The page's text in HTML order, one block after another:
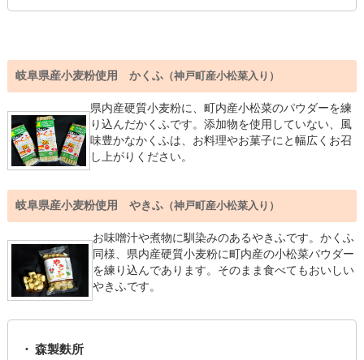
岐阜県産小麦粉使用 かくふ（神戸町産小松菜入り）
県内産硬質小麦粉に、町内産小松菜のパウダーを練
り込んだかくふです。添加物を使用していない、風
味豊かなかくふは、お料理やお菓子にと幅広くお召
し上がりください。
岐阜県産小麦粉使用 やきふ（神戸町産小松菜入り）
お味噌汁や煮物に馴染みのあるやきふです。かくふ
同様、県内産硬質小麦粉に町内産の小松菜パウダー
を練り込んであります。そのまま食べてもおいしい
やきふです。
森製麩所